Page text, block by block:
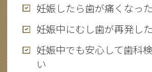
妊娠したら歯が痛くなった
妊娠中にむし歯が再発した
妊娠中でも安心して歯科
い